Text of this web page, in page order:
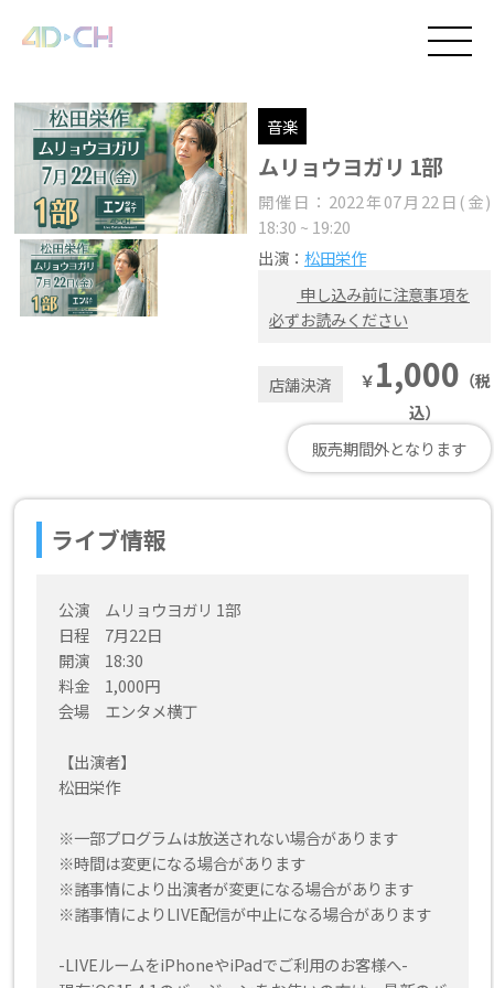
音楽
ムリョウヨガリ 1部
開催日：2022年07月22日(金)
18:30 ~ 19:20
出演： 松田栄作
申し込み前に注意事項を
必ずお読みください
店舗決済 ￥1,000 （税
込）
販売期間外となります
ライブ情報
公演 ムリョウヨガリ 1部
日程 7月22日
開演 18:30
料金 1,000円
会場 エンタメ横丁
【出演者】
松田栄作
※一部プログラムは放送されない場合があります
※時間は変更になる場合があります
※諸事情により出演者が変更になる場合があります
※諸事情によりLIVE配信が中止になる場合があります
-LIVEルームをiPhoneやiPadでご利用のお客様へ-